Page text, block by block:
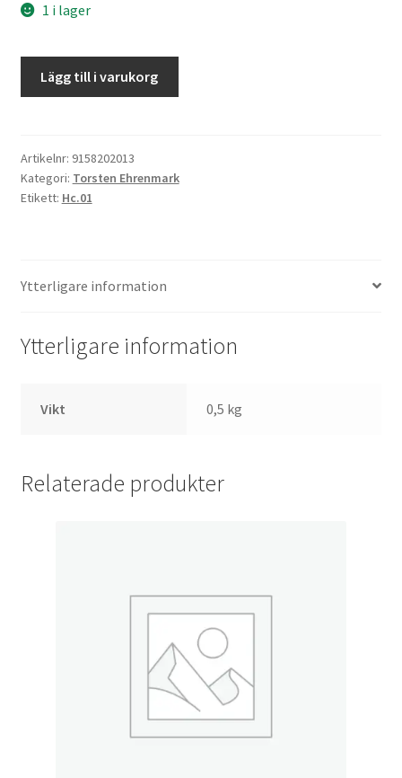
1 i lager
Ehrenmark
mängd
Lägg till i varukorg
Artikelnr: 9158202013
Kategori: Torsten Ehrenmark
Etikett: Hc.01
Ytterligare information
Ytterligare information
Vikt 0,5 kg
Relaterade produkter